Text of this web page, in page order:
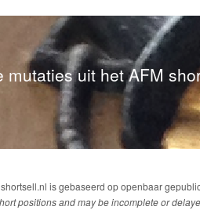
mutaties uit het AFM
is gebaseerd op openbaar
positions and may be incomplete or